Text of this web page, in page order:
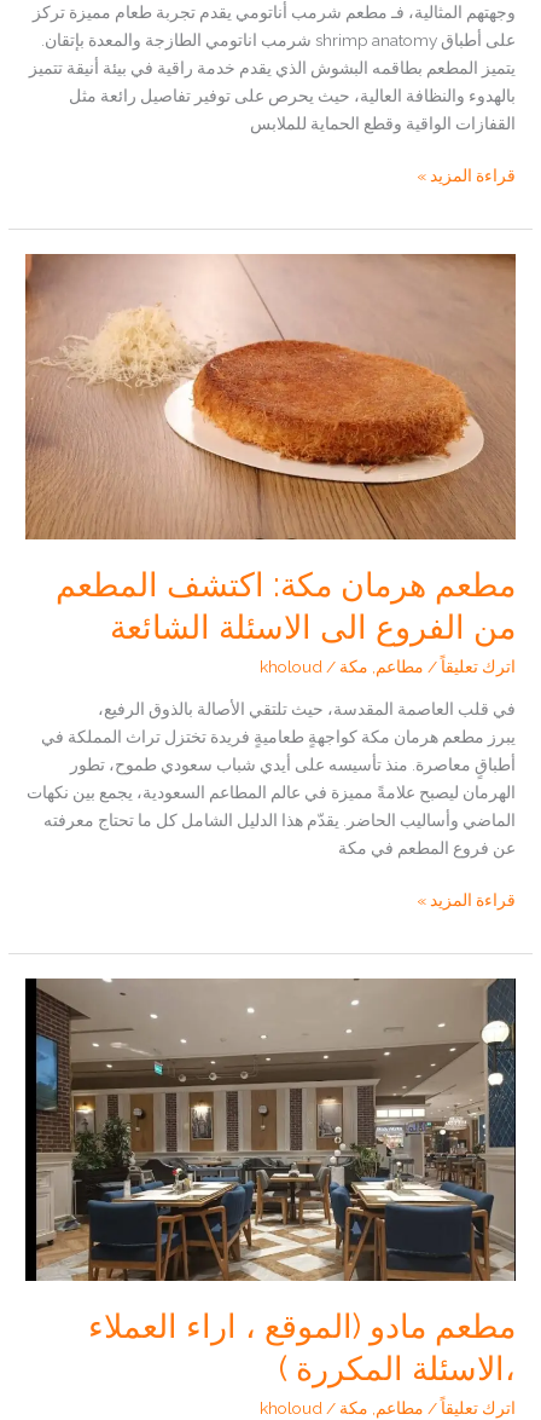
وجهتهم المثالية، فـ مطعم شرمب أناتومي يقدم تجربة طعام مميزة تركز
على أطباق shrimp anatomy شرمب اناتومي الطازجة والمعدة بإتقان.
يتميز المطعم بطاقمه البشوش الذي يقدم خدمة راقية في بيئة أنيقة تتميز
بالهدوء والنظافة العالية، حيث يحرص على توفير تفاصيل رائعة مثل
القفازات الواقية وقطع الحماية للملابس
مطعم
أناتومي
:
قراءة المزيد »
مطعم هرمان مكة: اكتشف المطعم
من الفروع الى الاسئلة الشائعة
اترك تعليقاً / مطاعم مكة /
kholoud
في قلب العاصمة المقدسة، حيث تلتقي الأصالة بالذوق الرفيع،
يبرز مطعم هرمان مكة كواجهةٍ طعاميةٍ فريدة تختزل تراث المملكة في
أطباقٍ معاصرة. منذ تأسيسه على أيدي شباب سعودي طموح، تطور
الهرمان ليصبح علامةً مميزة في عالم المطاعم السعودية، يجمع بين نكهات
الماضي وأساليب الحاضر. يقدّم هذا الدليل الشامل كل ما تحتاج معرفته
عن فروع المطعم في مكة
مطعم
مكة:
اكتشف
المطعم
من
الفروع
الى
الاسئلة
الشائعة
قراءة المزيد »
مطعم مادو (الموقع ، اراء العملاء
،الاسئلة المكررة )
اترك تعليقاً/ مطاعم مكة /
kholoud